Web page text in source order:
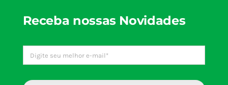
Receba nossas Novidades